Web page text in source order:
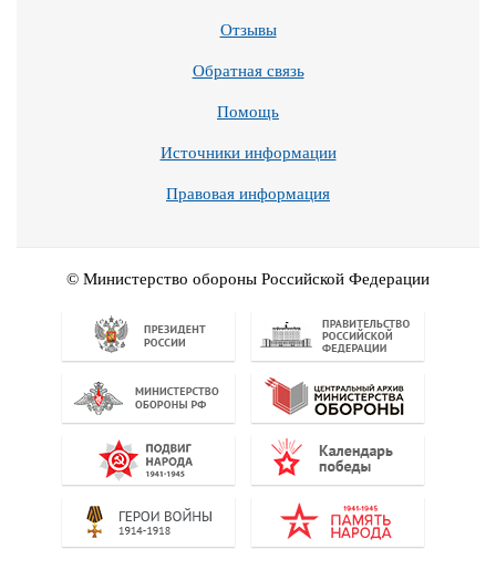
Отзывы
Обратная связь
Помощь
Источники информации
Правовая информация
© Министерство обороны Российской Федерации